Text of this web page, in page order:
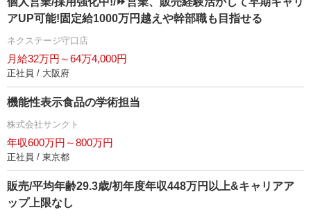
アUP可能!固定給1000万円越えや幹部職も目指せる
ネクステージ守口店
月給32万円～64万4,000円
正社員 / 大阪府
機能性表示食品の学術担当
株式会社サンクト
年収600万円～800万円
正社員 / 東京都
販売/平均年齢29.3歳/初年度年収448万円以上&キャリアア
ップ上限なし